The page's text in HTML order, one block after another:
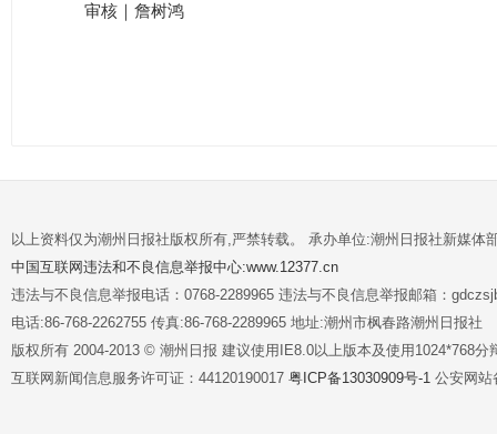
审核｜詹树鸿
以上资料仅为潮州日报社版权所有,严禁转载。 承办单位:潮州日报社新媒体
中国互联网违法和不良信息举报中心:www.12377.cn
违法与不良信息举报电话：0768-2289965 违法与不良信息举报邮箱：
电话:86-768-2262755 传真:86-768-2289965 地址:潮州市枫春路潮州日报社
版权所有 2004-2013 © 潮州日报 建议使用IE8.0以上版本及使用1024*768分
互联网新闻信息服务许可证：44120190017 粤ICP备13030909号-1 公安网站